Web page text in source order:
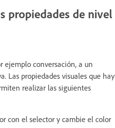
propiedades de nivel
ejemplo conversación, a un
Las propiedades visuales que hay
realizar las siguientes
con el selector y cambie el color